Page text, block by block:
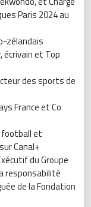
Paris 2024 au
zélandais
écrivain et Top
des sports de
France et Co
football et
Canal+
du Groupe
responsabilité
de la Fondation